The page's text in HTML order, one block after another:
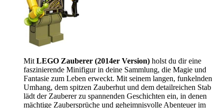
Mit LEGO Zauberer (2014er Version) holst du dir eine
faszinierende Minifigur in deine Sammlung, die Magie und
Fantasie zum Leben erweckt. Mit seinem langen, funkelnden
Umhang, dem spitzen Zauberhut und dem detailreichen Stab
lädt der Zauberer zu spannenden Geschichten ein, in denen
mächtige Zaubersprüche und geheimnisvolle Abenteuer im